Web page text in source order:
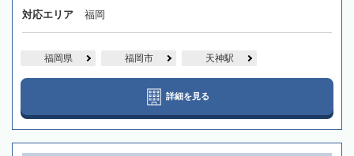
対応エリア 福岡
福岡県 福岡市 天神駅
詳細を見る